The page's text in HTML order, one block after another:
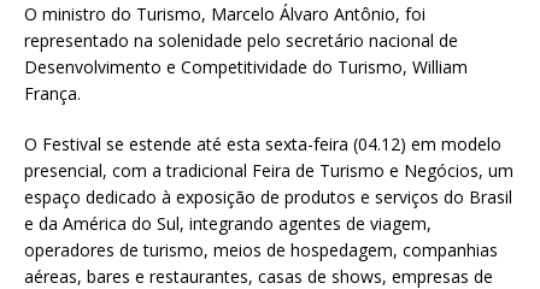
O ministro do Turismo, Marcelo Álvaro Antônio, foi
representado na solenidade pelo secretário nacional de
Desenvolvimento e Competitividade do Turismo, William
França.
O Festival se estende até esta sexta-feira (04.12) em modelo
presencial, com a tradicional Feira de Turismo e Negócios, um
espaço dedicado à exposição de produtos e serviços do Brasil
e da América do Sul, integrando agentes de viagem,
operadores de turismo, meios de hospedagem, companhias
aéreas, bares e restaurantes, casas de shows, empresas de